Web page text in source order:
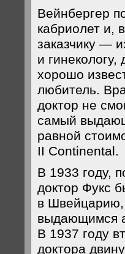
Вейнбергер
кабриолет и,
заказчику —
и
хорошо
любитель.
доктор не
самый
равной
II Continental.
В 1933 году,
доктор Фукс
в Швейцарию,
выдающимся
В 1937 году
доктора